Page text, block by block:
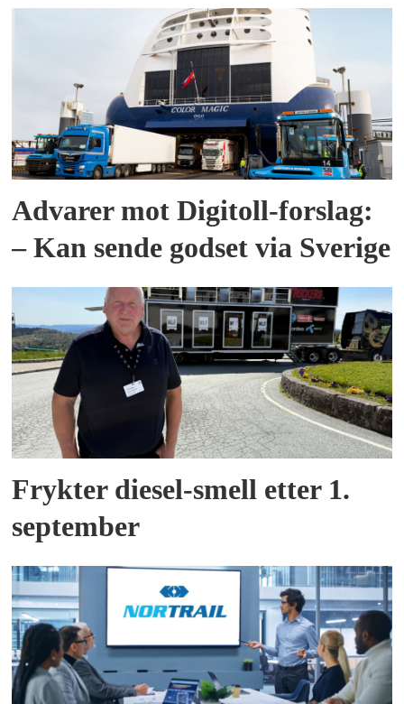
Advarer mot Digitoll-forslag:
– Kan sende godset via Sverige
Frykter diesel-smell etter 1.
september